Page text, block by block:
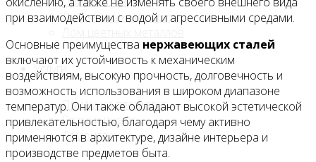
Лом чёрных металлов
Услуги
Приём на площадке
Резка и вывоз
Демонтаж
при взаимодействии с водой и агрессивными средами.
Основные преимущества нержавеющих сталей
включают их устойчивость к механическим
воздействиям, высокую прочность, долговечность и
возможность использования в широком диапазоне
температур. Они также обладают высокой эстетической
привлекательностью, благодаря чему активно
применяются в архитектуре, дизайне интерьера и
производстве предметов быта.